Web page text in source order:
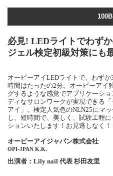
100B
必見! LEDライトでわず
ジェル検定初級対策にも
オーピーアイLEDライトで、わず
時間はたったの2分。オーピーアイ
グするような感覚でアプリケーシ
ディなサロンワークが実現できる
アイ」。検定人気色のNLN25にマ
し、短時間で、美しく、試験工程
ションいたします！お見逃しなく！
オーピーアイジャパン株式会社
OPI‐JPAN K.K.
出演者：Lily nail 代表 杉田友里